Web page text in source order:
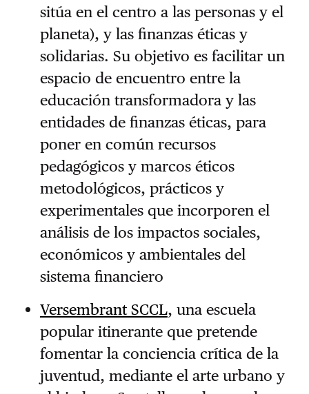
sitúa en el centro a las personas y el
planeta), y las finanzas éticas y
solidarias. Su objetivo es facilitar un
espacio de encuentro entre la
educación transformadora y las
entidades de finanzas éticas, para
poner en común recursos
pedagógicos y marcos éticos
metodológicos, prácticos y
experimentales que incorporen el
análisis de los impactos sociales,
económicos y ambientales del
sistema financiero
Versembrant SCCL, una escuela
popular itinerante que pretende
fomentar la conciencia crítica de la
juventud, mediante el arte urbano y